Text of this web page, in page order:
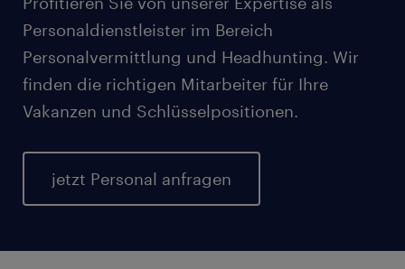
Personaldienstleister im Bereich
Personalvermittlung und Headhunting. Wir
finden die richtigen Mitarbeiter für Ihre
Vakanzen und Schlüsselpositionen.
jetzt Personal anfragen